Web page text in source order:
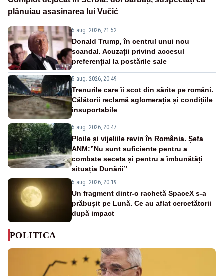
plănuiau asasinarea lui Vučić
5 aug. 2026, 21:52
Donald Trump, în centrul unui nou
scandal. Acuzații privind accesul
preferențial la postările sale
5 aug. 2026, 20:49
Trenurile care îi scot din sărite pe români.
Călătorii reclamă aglomerația și condițiile
insuportabile
5 aug. 2026, 20:47
Ploile și vijeliile revin în România. Șefa
ANM:”Nu sunt suficiente pentru a
combate seceta și pentru a îmbunătăți
situația Dunării”
5 aug. 2026, 20:19
Un fragment dintr-o rachetă SpaceX s-a
prăbușit pe Lună. Ce au aflat cercetătorii
după impact
POLITICA